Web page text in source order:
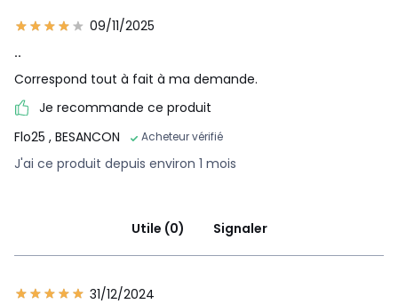
09/11/2025
..
Correspond tout à fait à ma demande.
Je recommande ce produit
Flo25 , BESANCON Acheteur vérifié
J'ai ce produit depuis environ 1 mois
Utile (0) Signaler
31/12/2024